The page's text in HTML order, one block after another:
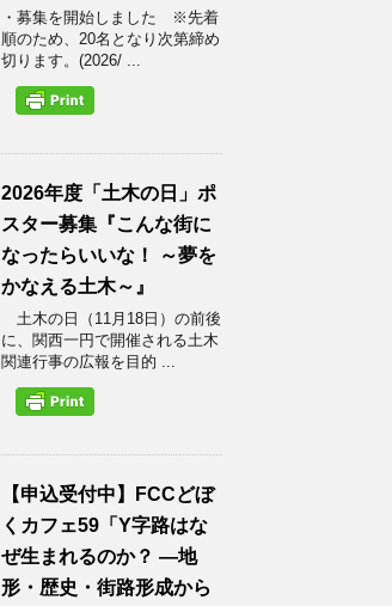
・募集を開始しました ※先着
順のため、20名となり次第締め
切ります。(2026/ ...
2026年度「土木の日」ポ
スター募集『こんな街に
なったらいいな！ ～夢を
かなえる土木～』
土木の日（11月18日）の前後
に、関西一円で開催される土木
関連行事の広報を目的 ...
【申込受付中】FCCどぼ
くカフェ59「Y字路はな
ぜ生まれるのか？ ―地
形・歴史・街路形成から